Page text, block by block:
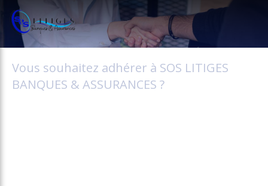
Vous souhaitez adhérer à SOS LITIGES
BANQUES & ASSURANCES ?